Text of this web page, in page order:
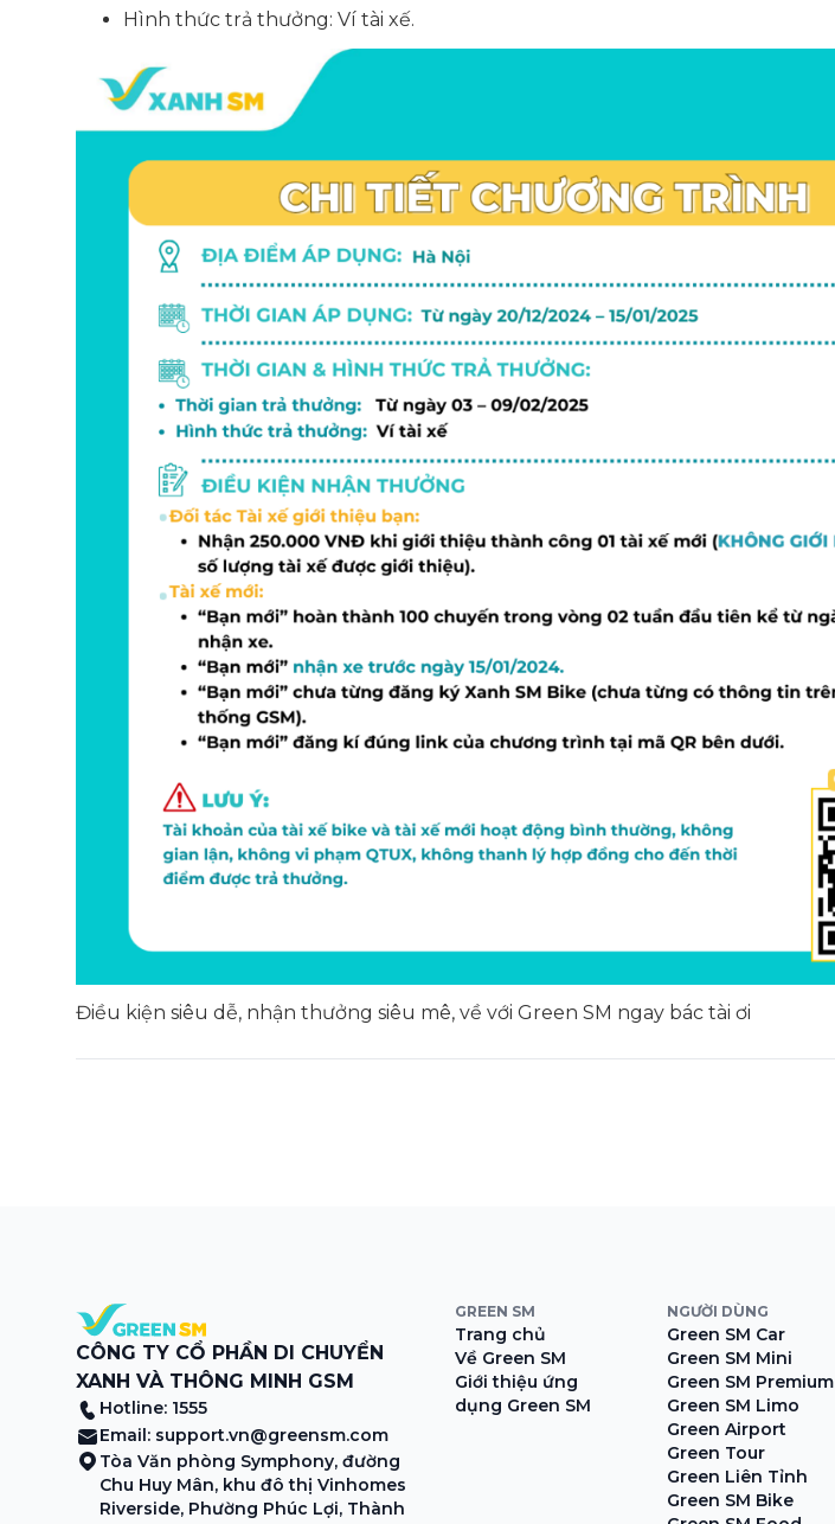
Hình thức trả thưởng: Ví tài xế.
Điều kiện siêu dễ, nhận thưởng siêu mê, về với Green SM ngay bác tài ơi
CÔNG TY CỔ PHẦN DI CHUYỂN
XANH VÀ THÔNG MINH GSM
Hotline: 1555
Email: support.vn@greensm.com
Tòa Văn phòng Symphony, đường
Chu Huy Mân, khu đô thị Vinhomes
Riverside, Phường Phúc Lợi, Thành
GREEN SM
Trang chủ
Về Green SM
Giới thiệu ứng
dụng Green SM
NGƯỜI DÙNG
Green SM Car
Green SM Mini
Green SM Premium
Green SM Limo
Green Airport
Green Tour
Green Liên Tỉnh
Green SM Bike